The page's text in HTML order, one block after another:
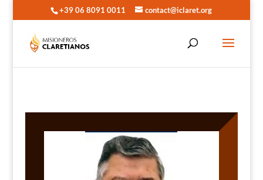
+39 06 8091 0011 contact@iclaret.org